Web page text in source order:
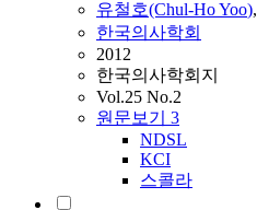
유철호(Chul-HoYoo),
한국의사학회
2012
한국의사학회지
Vol.25 No.2
원문보기 3
NDSL
KCI
스콜라